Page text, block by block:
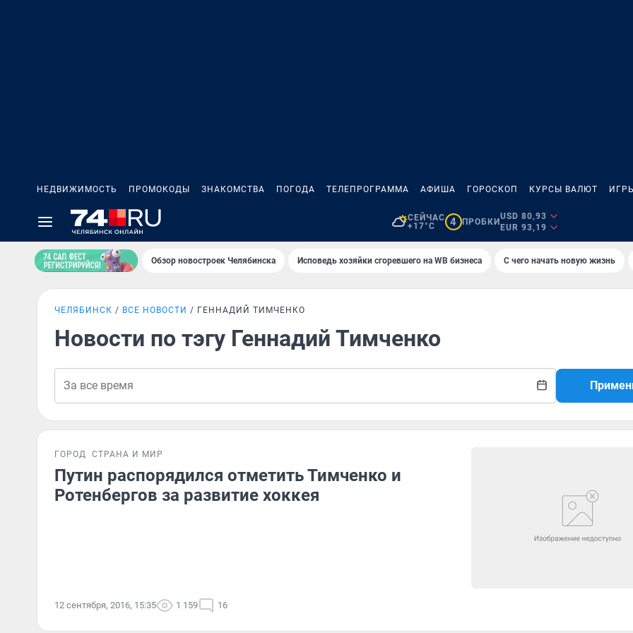
НЕДВИЖИМОСТЬ ПРОМОКОДЫ ЗНАКОМСТВА ПОГОДА ТЕЛЕПРОГРАММА АФИША ГОРОСКОП КУРСЫ ВАЛЮТ
СЕЙЧАС
+17°C
4 ПРОБКИ
USD 80,93
EUR 93,19
Обзор новостроек Челябинска Исповедь хозяйки сгоревшего на WB бизнеса С чего начать новую жизнь
ЧЕЛЯБИНСК ВСЕ НОВОСТИ ГЕННАДИЙ ТИМЧЕНКО
Новости по тэгу Геннадий Тимченко
ГОРОД СТРАНА И МИР
Путин распорядился отметить Тимченко и
Ротенбергов за развитие хоккея
12 сентября, 2016, 15:35 1 159 16